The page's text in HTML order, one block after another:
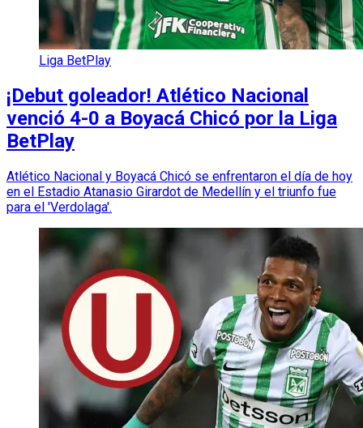
Liga BetPlay
¡Debut goleador! Atlético Nacional
venció 4-0 a Boyacá Chicó por la Liga
BetPlay
Atlético Nacional y Boyacá Chicó se enfrentaron el día de hoy
en el Estadio Atanasio Girardot de Medellín y el triunfo fue
para el 'Verdolaga'.